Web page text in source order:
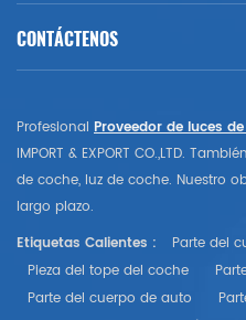
CONTÁCTENOS
Profesional Proveedor de luces
IMPORT & EXPORT CO.,LTD.
de coche, luz de coche. Nuestro
largo plazo.
Etiquetas Calientes :
Parte del
Pieza del tope del coche
Parte del cuerpo de auto